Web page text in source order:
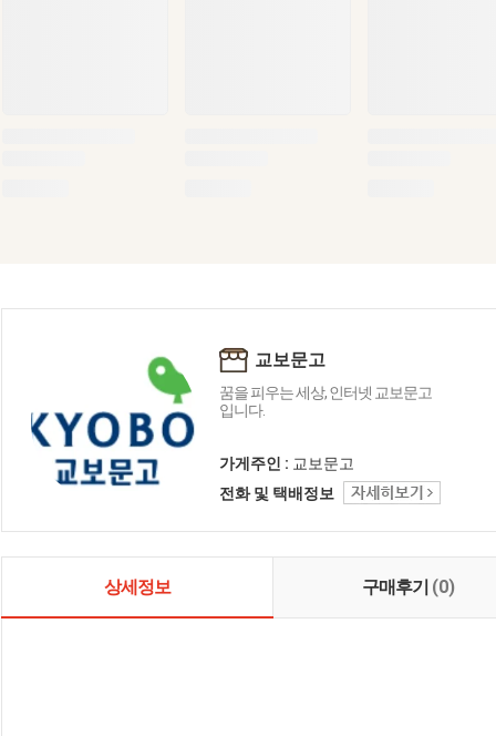
교보문고
꿈을 피우는 세상, 인터넷 교보문고
입니다.
가게주인 : 교보문고
전화 및 택배정보
상세정보 구매후기 (0)